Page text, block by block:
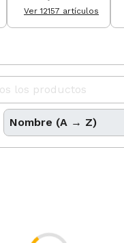
Ver 12157 artículos